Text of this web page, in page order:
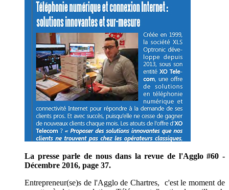
La presse parle de nous dans la revue de l'Agglo #60 -
Décembre 2016, page 37.
Entrepreneur(se)s de l'Agglo de Chartres, c'est le moment de